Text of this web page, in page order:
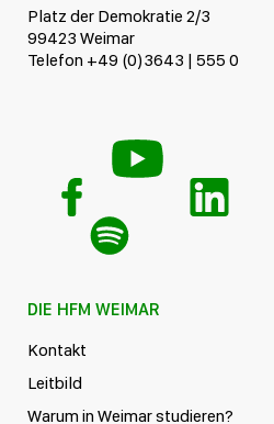
Platz der Demokratie 2/3
99423 Weimar
Telefon +49 (0)3643 | 555 0
DIE HFM WEIMAR
Kontakt
Leitbild
Warum in Weimar studieren?